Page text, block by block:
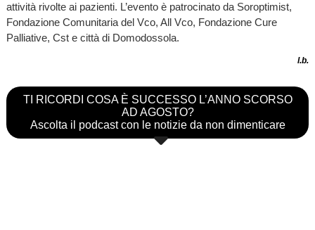
attività rivolte ai pazienti. L’evento è patrocinato da Soroptimist,
Fondazione Comunitaria del Vco, All Vco, Fondazione Cure
Palliative, Cst e città di Domodossola.
l.b.
TI RICORDI COSA È SUCCESSO L’ANNO SCORSO
AD AGOSTO?
Ascolta il podcast con le notizie da non dimenticare